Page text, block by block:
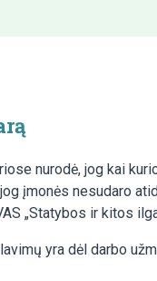
nurodė, jog kai
įmonės nesudaro
„Statybos ir kitos
yra dėl darbo